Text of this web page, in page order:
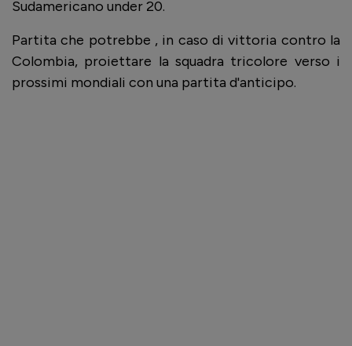
Sudamericano under 20.
Partita che potrebbe , in caso di vittoria contro la
Colombia, proiettare la squadra tricolore verso i
prossimi mondiali con una partita d'anticipo.